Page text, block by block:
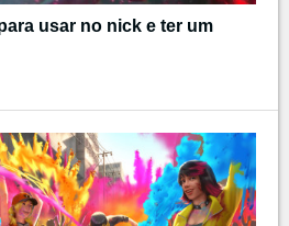
usar no nick e ter um